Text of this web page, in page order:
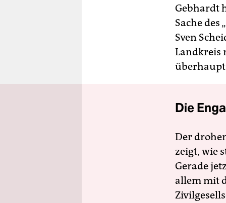
Gebhardt
Sache
Sven
Landkreis
überhaupt
Die
Der
zeigt, wie
Gerade
allem mit